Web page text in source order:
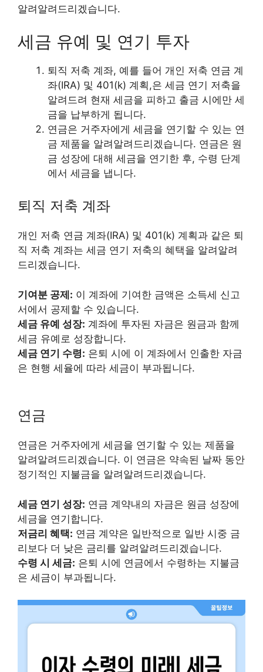
알려알려드리겠습니다.
세금 유예 및 연기 투자
퇴직 저축 계좌, 예를 들어 개인 저축 연금 계
좌(IRA) 및 401(k) 계획,은 세금 연기 저축을
알려드려 현재 세금을 피하고 출금 시에만 세
금을 납부하게 됩니다.
연금은 거주자에게 세금을 연기할 수 있는 연
금 제품을 알려알려드리겠습니다. 연금은 원
금 성장에 대해 세금을 연기한 후, 수령 단계
에서 세금을 냅니다.
퇴직 저축 계좌
개인 저축 연금 계좌(IRA) 및 401(k) 계획과 같은 퇴
직 저축 계좌는 세금 연기 저축의 혜택을 알려알려
드리겠습니다.
기여분 공제: 이 계좌에 기여한 금액은 소득세 신고
서에서 공제할 수 있습니다.
세금 유예 성장: 계좌에 투자된 자금은 원금과 함께
세금 유예로 성장합니다.
세금 연기 수령: 은퇴 시에 이 계좌에서 인출한 자금
은 현행 세율에 따라 세금이 부과됩니다.
연금
연금은 거주자에게 세금을 연기할 수 있는 제품을
알려알려드리겠습니다. 이 연금은 약속된 날짜 동안
정기적인 지불금을 알려알려드리겠습니다.
세금 연기 성장: 연금 계약내의 자금은 원금 성장에
세금을 연기합니다.
저금리 혜택: 연금 계약은 일반적으로 일반 시중 금
리보다 더 낮은 금리를 알려알려드리겠습니다.
수령 시 세금: 은퇴 시에 연금에서 수령하는 지불금
은 세금이 부과됩니다.